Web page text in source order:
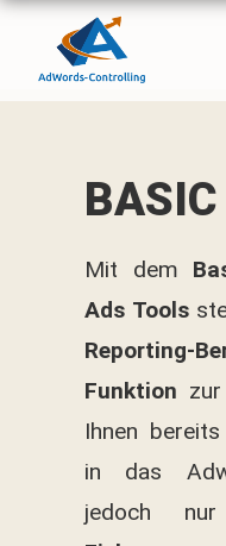
BASIC
Mit dem
Ads Tools
Reporting-
Funktion
Ihnen
in das
jedoch